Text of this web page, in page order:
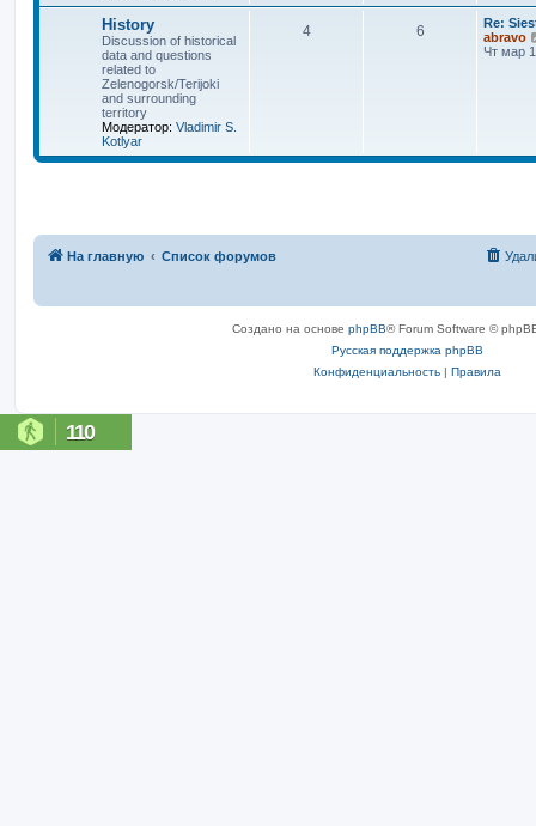
History
Discussion of historical
data and questions
related to
Zelenogorsk/Terijoki
and surrounding
territory
Модератор: Vladimir S.
Kotlyar
4 6
Re:
abravo
Чт мар
На главную Список форумов
Создано на основе phpBB® Forum Software ©
Русская поддержка phpBB
Конфиденциальность | Правила
110